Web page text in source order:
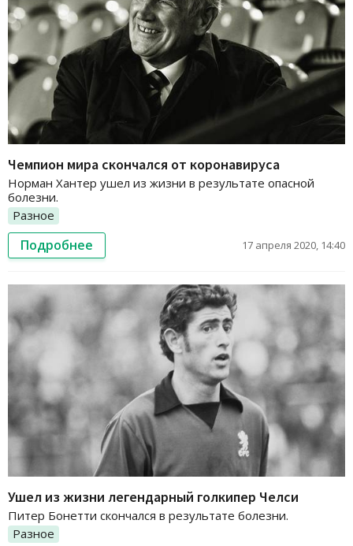
Чемпион мира скончался от коронавируса
Норман Хантер ушел из жизни в результате опасной
болезни.
Разное
Подробнее 17 апреля 2020, 14:40
Ушел из жизни легендарный голкипер Челси
Питер Бонетти скончался в результате болезни.
Разное